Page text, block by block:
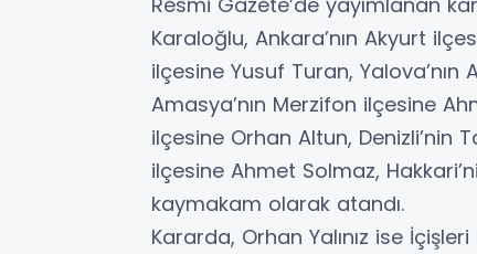
Karaloğlu, Ankara’nın Akyurt
ilçesine Yusuf Turan,
Amasya’nın Merzifon ilçesine
ilçesine Orhan Altun, Denizli’nin
ilçesine Ahmet Solmaz,
kaymakam olarak atandı.
Kararda, Orhan Yalınız ise